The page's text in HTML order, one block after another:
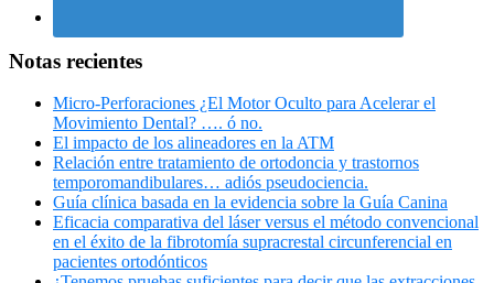
Notas recientes
Micro-Perforaciones ¿El Motor Oculto para Acelerar el
Movimiento Dental? …. ó no.
El impacto de los alineadores en la ATM
Relación entre tratamiento de ortodoncia y trastornos
temporomandibulares… adiós pseudociencia.
Guía clínica basada en la evidencia sobre la Guía Canina
Eficacia comparativa del láser versus el método convencional
en el éxito de la fibrotomía supracrestal circunferencial en
pacientes ortodónticos